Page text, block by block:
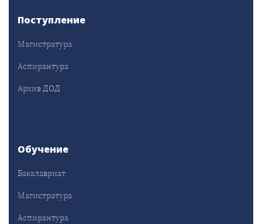
Поступление
Магистратура
Аспирантура
Архив ДОД
Обучение
Бакалавриат
Магистратура
Аспирантура